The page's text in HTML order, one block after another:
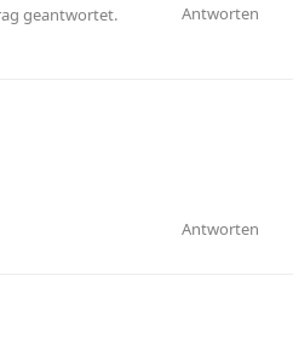
Antworten
geantwortet.
Antworten